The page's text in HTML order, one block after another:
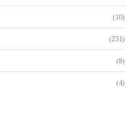
(10)
(231)
(8)
(4)